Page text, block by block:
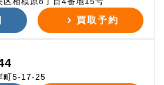
買取予約
町5-17-25